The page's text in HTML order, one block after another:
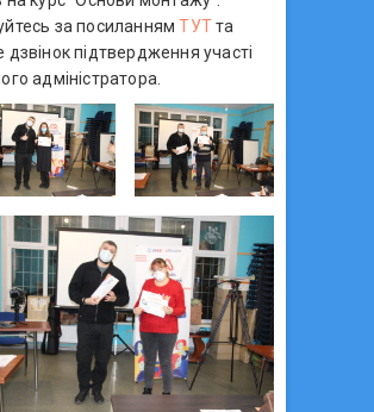
за посиланнямТУТта
дзвінок підтвердження участі
адміністратора.